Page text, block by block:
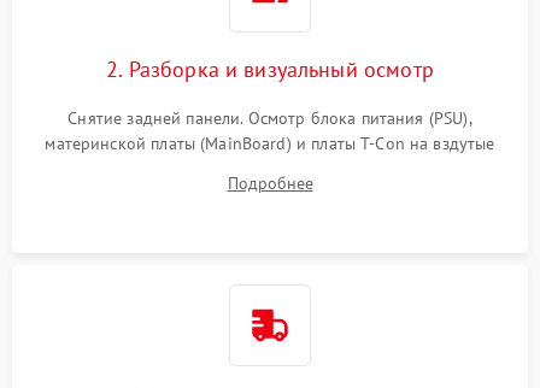
2. Разборка и визуальный осмотр
Снятие задней панели. Осмотр блока питания (PSU),
материнской платы (MainBoard) и платы T-Con на вздутые
Проверка надежности фиксации и целостности шлейфов.
Подробнее